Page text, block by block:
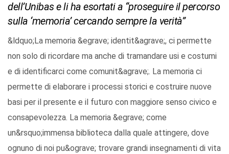
dell’Unibas e li ha esortati a “proseguire il percorso
sulla ‘memoria’ cercando sempre la verità”
&ldquo;La memoria &egrave; identit&agrave;, ci permette
non solo di ricordare ma anche di tramandare usi e costumi
e di identificarci come comunit&agrave;. La memoria ci
permette di elaborare i processi storici e costruire nuove
basi per il presente e il futuro con maggiore senso civico e
consapevolezza. La memoria &egrave; come
un&rsquo;immensa biblioteca dalla quale attingere, dove
ognuno di noi pu&ograve; trovare grandi insegnamenti di vita